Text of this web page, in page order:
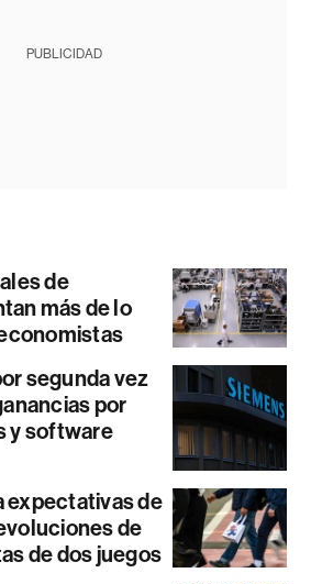
PUBLICIDAD
de
más de lo
segunda vez
por
y software
expectativas de
de
de dos juegos